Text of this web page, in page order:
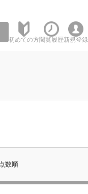
初めての方閲覧履歴新規登録
数順